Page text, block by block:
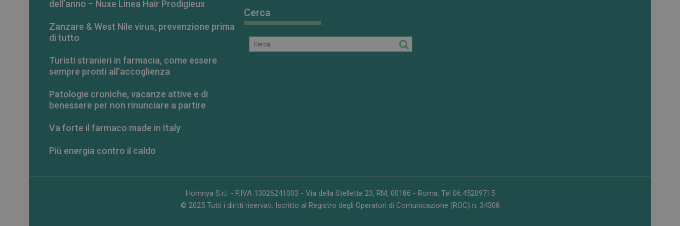
dell’anno – Nuxe Linea Hair Prodigieux
Zanzare & West Nile virus, prevenzione prima
di tutto
Turisti stranieri in farmacia, come essere
sempre pronti all’accoglienza
Patologie croniche, vacanze attive e di
benessere per non rinunciare a partire
Va forte il farmaco made in Italy
Più energia contro il caldo
Cerca
Homnya S.r.l. - P.IVA 13026241003 - Via della Stelletta 23, RM, 00186 - Roma. Tel 06.45209715
© 2025 Tutti i diritti riservati. Iscritto al Registro degli Operatori di Comunicazione (ROC) n. 34308